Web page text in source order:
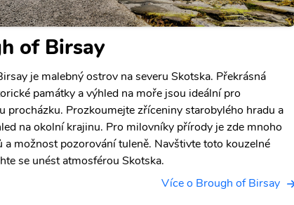
of Birsay
je malebný ostrov na severu Skotska. Překrásná
památky a výhled na moře jsou ideální pro
procházku. Prozkoumejte zříceniny starobylého hradu a
na okolní krajinu. Pro milovníky přírody je zde mnoho
a možnost pozorování tuleně. Navštivte toto kouzelné
se unést atmosférou Skotska.
Více o Brough of Birsay